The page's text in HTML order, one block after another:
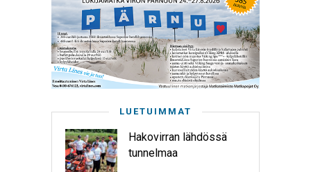
LUETUIMMAT
Hakovirran lähdössä
tunnelmaa